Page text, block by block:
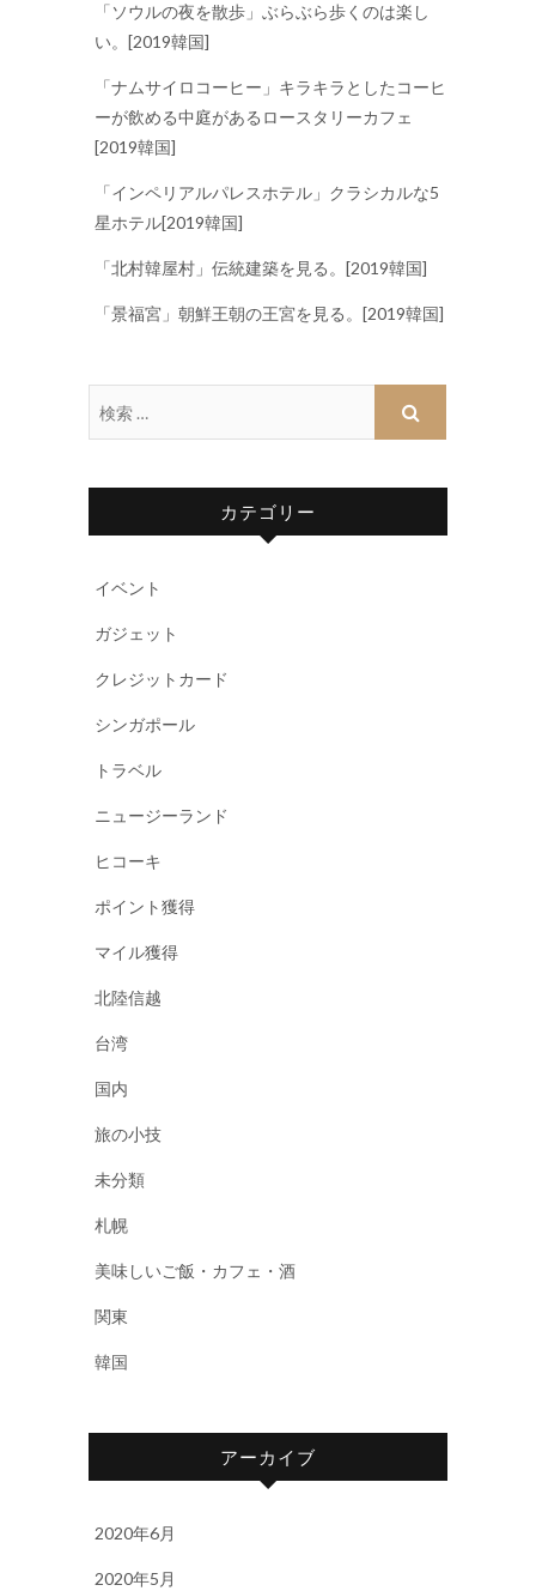
「ソウルの夜を散歩」ぶらぶら歩くのは楽し
い。[2019韓国]
「ナムサイロコーヒー」キラキラとしたコーヒ
ーが飲める中庭があるロースタリーカフェ
[2019韓国]
「インペリアルパレスホテル」クラシカルな5
星ホテル[2019韓国]
「北村韓屋村」伝統建築を見る。[2019韓国]
「景福宮」朝鮮王朝の王宮を見る。[2019韓国]
カテゴリー
イベント
ガジェット
クレジットカード
シンガポール
トラベル
ニュージーランド
ヒコーキ
ポイント獲得
マイル獲得
北陸信越
台湾
国内
旅の小技
未分類
札幌
美味しいご飯・カフェ・酒
関東
韓国
アーカイブ
2020年6月
2020年5月